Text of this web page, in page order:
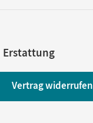
Erstattung
Vertrag widerrufen